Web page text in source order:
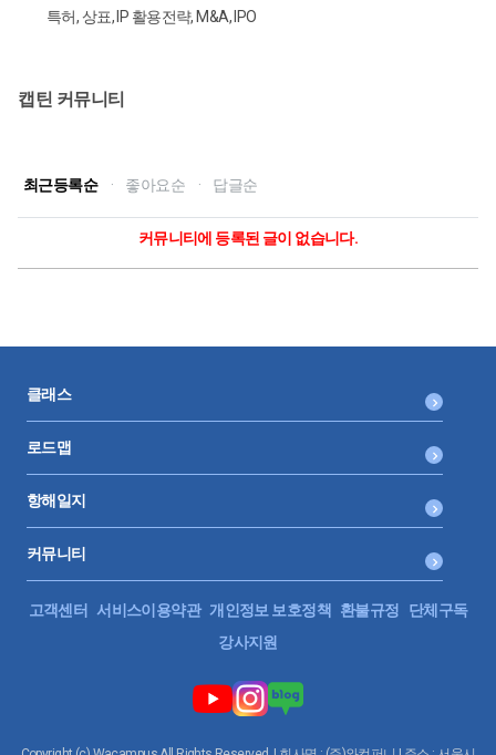
특허, 상표, IP 활용전략, M&A, IPO
캡틴 커뮤니티
최근등록순 · 좋아요순 · 답글순
커뮤니티에 등록된 글이 없습니다.
클래스
로드맵
항해일지
커뮤니티
고객센터 서비스이용약관 개인정보 보호정책 환불규정
단체구독
강사지원